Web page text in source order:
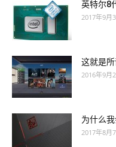
英特尔8
2017年9月
这就是
2016年9月
为什么
2017年8月